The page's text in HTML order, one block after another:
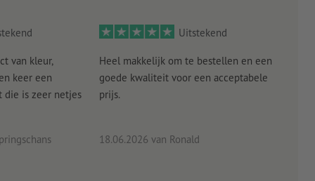
van kleur,
keer een
die is zeer netjes
Uitstekend
Heel makkelijk om te bestellen en een
goede kwaliteit voor een acceptabele
prijs.
18.06.2026 van Ronald